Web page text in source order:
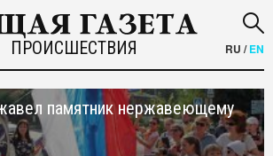
ПРОИСШЕСТВИЯ RU /EN
памятник нержавеющему